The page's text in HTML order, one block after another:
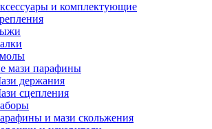
и комплектующие
мази парафины
держания
сцепления
и мази скольжения